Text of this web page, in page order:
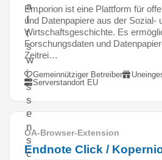
a
f
t
s
w
i
s
s
e
n
s
c
Emporion ist eine Plattform für
und Datenpapiere aus der Sozial-
Wirtschaftsgeschichte. Es
Forschungsdaten und
Zeitrei…
Gemeinnütziger Betreiber
Serverstandort EU
OA-Browser-Extension
Endnote Click /